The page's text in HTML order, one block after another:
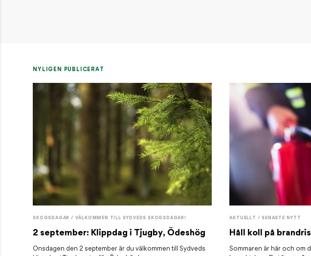
NYLIGEN PUBLICERAT
SKOGSDAGAR / VÄLKOMMEN TILL SYDVEDS SKOGSDAGAR!
2 september: Klippdag i Tjugby, Ödeshög
Onsdagen den 2 september är du välkommen till Sydveds
AKTUELLT / SENASTE NYTT
Håll koll på
Sommaren är här och om